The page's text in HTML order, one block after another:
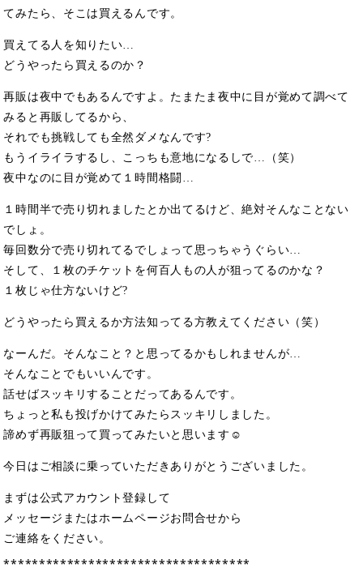
てみたら、そこは買えるんです。
買えてる人を知りたい…
どうやったら買えるのか？
再販は夜中でもあるんですよ。たまたま夜中に目が覚めて調べて
みると再販してるから、
それでも挑戦しても全然ダメなんです?
もうイライラするし、こっちも意地になるしで…（笑）
夜中なのに目が覚めて１時間格闘…
１時間半で売り切れましたとか出てるけど、絶対そんなことない
でしょ。
毎回数分で売り切れてるでしょって思っちゃうぐらい…
そして、１枚のチケットを何百人もの人が狙ってるのかな？
１枚じゃ仕方ないけど?
どうやったら買えるか方法知ってる方教えてください（笑）
なーんだ。そんなこと？と思ってるかもしれませんが…
そんなことでもいいんです。
話せばスッキリすることだってあるんです。
ちょっと私も投げかけてみたらスッキリしました。
諦めず再販狙って買ってみたいと思います☺
今日はご相談に乗っていただきありがとうございました。
まずは公式アカウント登録して
メッセージまたはホームページお問合せから
ご連絡をください。
⁎⁎⁎⁎⁎⁎⁎⁎⁎⁎⁎⁎⁎⁎⁎⁎⁎⁎⁎⁎⁎⁎⁎⁎⁎⁎⁎⁎⁎⁎⁎⁎⁎⁎⁎